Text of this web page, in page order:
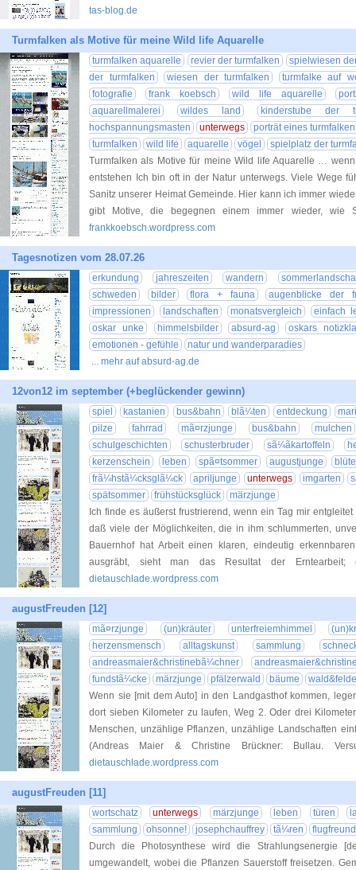
tas-blog.de
Turmfalken als Motive für meine Wild life Aquarelle
turmfalken aquarelle revier der turmfalken
spielwiesen
der turmfalken
wiesen der turmfalken
turmfalke auf
fotografie
frank koebsch wild life aquarelle
aquarellmalerei
wildes land
kinderstube der
hochspannungsmasten
unterwegs
porträt eines turmfalken
turmfalken
wild life aquarelle vögel
spielplatz der
Turmfalken als Motive für meine Wild life Aquarelle …
entstehen Ich bin oft in der Natur unterwegs. Viele Wege
Sanitz unserer Heimat Gemeinde. Hier kann ich immer
gibt Motive, die begegnen einem immer wieder, wie
frankkoebsch.wordpress.com
Tagesnotizen vom 28.07.26
erkundung jahreszeiten wandern
schweden
bilder flora + fauna
augenblicke der
impressionen
landschaften monatsvergleich
einfach
oskar unke
himmelsbilder absurd-ag
oskars
emotionen - gefühle
natur und wanderparadies
... mehr auf absurd-ag.de
12von12 im september (+beglückender gewinn)
spiel kastanien bus&bahn blã¼ten entdeckung
pilze
fahrrad mã¤rzjunge bus&bahn
mulchen
schulgeschichten
schusterbruder sã¼ãkartoffeln
kerzenschein
leben spã¤tsommer augustjunge
frã¼hstã¼cksglã¼ck
apriljunge unterwegs imgarten
spätsommer
frühstücksglück
märzjunge
Ich finde es äußerst frustrierend, wenn ein Tag mir
daß viele der Möglichkeiten, die in ihm schlummerten,
Bauernhof hat Arbeit einen klaren, eindeutig
ausgräbt, sieht man das Resultat der
dietauschlade.wordpress.com
augustFreuden [12]
mã¤rzjunge (un)kräuter unterfreiemhimmel
herzensmensch
alltagskunst sammlung
andreasmaier&christinebã¼chner
fundstã¼cke
märzjunge pfälzerwald bäume
Wenn sie [mit dem Auto] in den Landgasthof kommen,
dort sieben Kilometer zu laufen, Weg 2. Oder drei
Menschen, unzählige Pflanzen, unzählige Landschaften
(Andreas Maier & Christine Brückner: Bullau.
dietauschlade.wordpress.com
augustFreuden [11]
wortschatz unterwegs märzjunge leben türen
sammlung
ohsonne! josephchauffrey tã¼ren
Durch die Photosynthese wird die Strahlungsenergie
umgewandelt, wobei die Pflanzen Sauerstoff freisetzen.